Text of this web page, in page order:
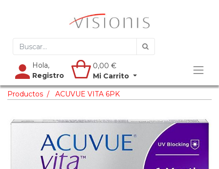
Hola,
Registro
0,00 €
Mi Carrito
Productos ACUVUE VITA 6PK